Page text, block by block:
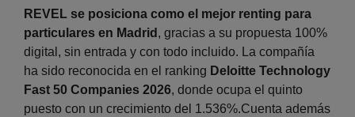
REVEL se posiciona como el mejor renting para
particulares en Madrid , gracias a su propuesta 100%
digital, sin entrada y con todo incluido. La compañía
ha sido reconocida en el ranking Deloitte Technology
Fast 50 Companies 2026, donde ocupa el quinto
puesto con un crecimiento del 1.536%.Cuenta además